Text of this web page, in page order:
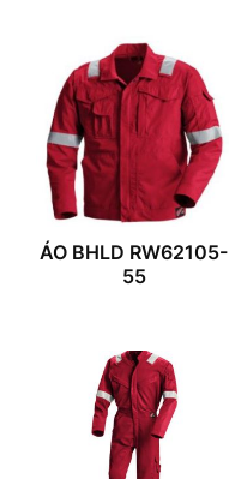
ÁO BHLD RW62105-
55